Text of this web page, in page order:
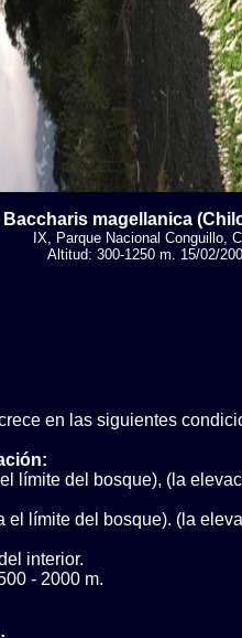
Baccharis magellanica
IX, Parque Nacional Conguillo,
Altitud: 300-1250 m. 15/02/
en las siguientes
límite del bosque), (la
el límite del bosque). (la
interior.
- 2000 m.